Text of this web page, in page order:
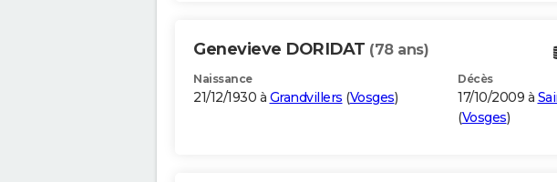
Genevieve DORIDAT (78 ans)
Naissance
21/12/1930 à Grandvillers (Vosges)
Décès
17/10/2009 à
(Vosges)